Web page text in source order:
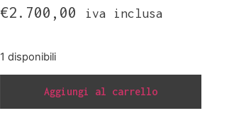
€2.700,00 iva inclusa
1 disponibili
Aggiungi al carrello